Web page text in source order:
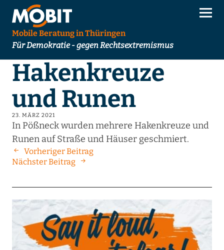
Mobile Beratung in Thüringen
Für Demokratie - gegen Rechtsextremismus
Hakenkreuze
und Runen
23. MÄRZ 2021
In Pößneck wurden mehrere Hakenkreuze und
Runen auf Straße und Häuser geschmiert.
Vorheriger Beitrag
Nächster Beitrag